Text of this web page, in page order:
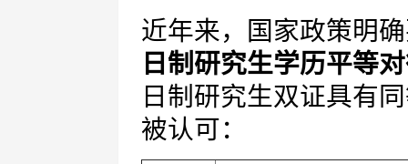
近年来，国家政策明
日制研究生学历平等
日制研究生双证具有
被认可：